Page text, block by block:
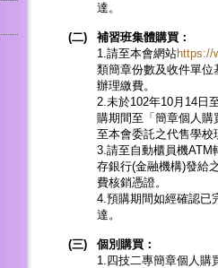
達。
(二)
補習班集體購買：
1.請至本會網站https://
類簡章份數及收件單
辦理繳費。
2.未於102年10月14日
購期間至「簡章個人
至本會委託之代售學校
3.請至自動櫃員機ATM
存銀行(金融機構)發給
費核銷憑證。
4.預購期間如經確認已
達。
(三)
個別購買：
1.四技二專簡章個人購